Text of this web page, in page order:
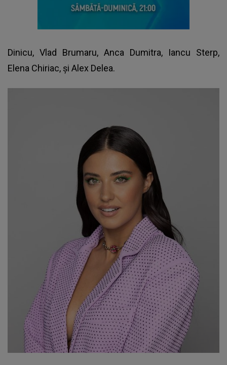
Dinicu, Vlad Brumaru, Anca Dumitra, Iancu Sterp,
Elena Chiriac, și Alex Delea.